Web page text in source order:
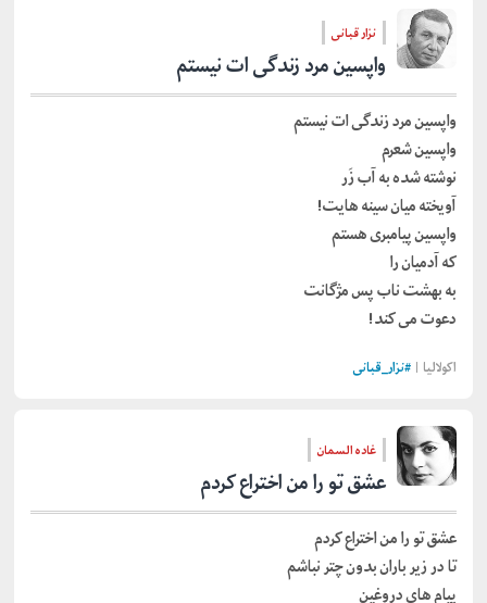
نزار قبانی
واپسین مرد زندگی ات نیستم
واپسین مرد زندگی ات نیستم
واپسین شعرم
نوشته شده به آب زَر
آویخته میان سینه هایت!
واپسین پیامبری هستم
که آدمیان را
به بهشت ناب پس مژگانت
دعوت می کند!
اکولالیا | #نزار_قبانی
غاده السمان
عشق تو را من اختراع کردم
عشق تو را من اختراع کردم
تا در زیر باران بدون چتر نباشم
پیام های دروغین